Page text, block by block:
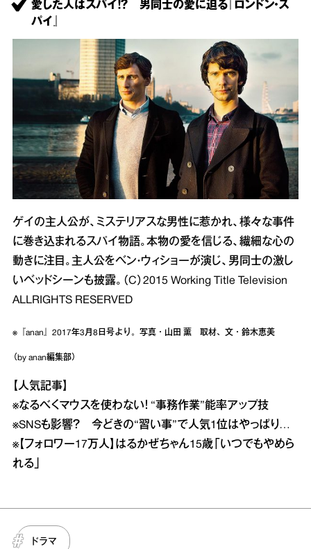
愛した人はスパイ！？ 男同士の愛に迫る『ロンドン・ス
パイ』
ゲイの主人公が、ミステリアスな男性に惹かれ、様々な事件
に巻き込まれるスパイ物語。本物の愛を信じる、繊細な心の
動きに注目。主人公をベン・ウィショーが演じ、男同士の激し
いベッドシーンも披露。（C）2015 Working Title Television
ALLRIGHTS RESERVED
※『anan』2017年3月8日号より。写真・山田 薫 取材、文・鈴木恵美
（by anan編集部）
【人気記事】
※なるべくマウスを使わない！ “事務作業”能率アップ技
※SNSも影響？ 今どきの“習い事”で人気1位はやっぱり…
※【フォロワー17万人】はるかぜちゃん15歳「いつでもやめら
れる」
ドラマ